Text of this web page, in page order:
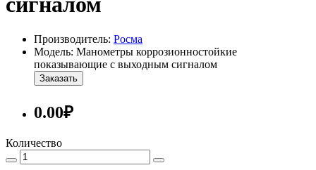
Производитель: Росма
Модель: Манометры коррозионностойкие
показывающие с выходным сигналом
Заказать
0.00₽
Количество